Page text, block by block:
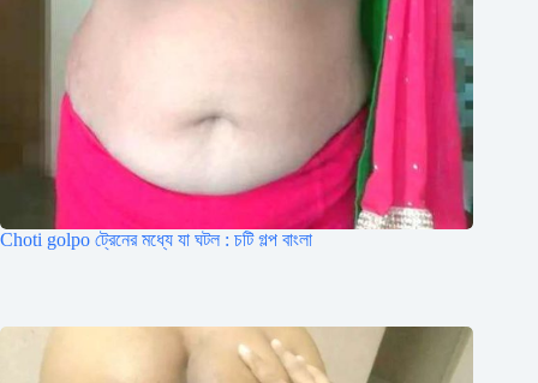
Choti golpo ট্রেনের মধ্যে যা ঘটল : চটি গল্প বাংলা